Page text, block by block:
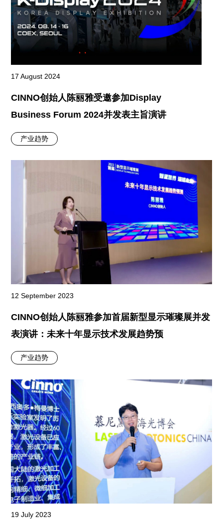
17 August 2024
CINNO创始人陈丽雅受邀参加Display
Business Forum 2024并发表主旨演讲
产业趋势
12 September 2023
CINNO创始人陈丽雅参加首届新型显示璀璨展并发
表演讲：未来十年显示技术发展趋势预
产业趋势
19 July 2023